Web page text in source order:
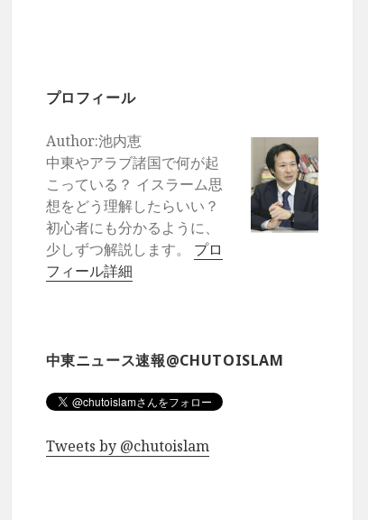
プロフィール
Author:池内恵
中東やアラブ諸国で何が起
こっている？ イスラーム思
想をどう理解したらいい？
初心者にも分かるように、
少しずつ解説します。 プロ
フィール詳細
中東ニュース速報@CHUTOISLAM
Tweets by @chutoislam